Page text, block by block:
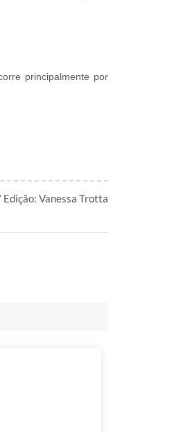
principalmente por
Vanessa Trotta